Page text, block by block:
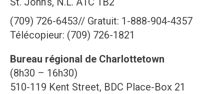
(709) 726-6453// Gratuit: 1-888-904-4357
Télécopieur: (709) 726-1821
Bureau régional de Charlottetown
(8h30 – 16h30)
510-119 Kent Street, BDC Place-Box 21